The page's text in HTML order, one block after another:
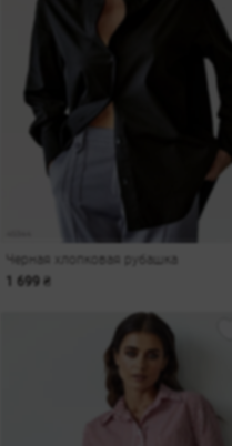
Черная хлопковая рубашка
1 699 ₴